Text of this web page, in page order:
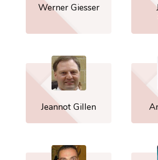
Werner Giesser
Jeannot Gillen